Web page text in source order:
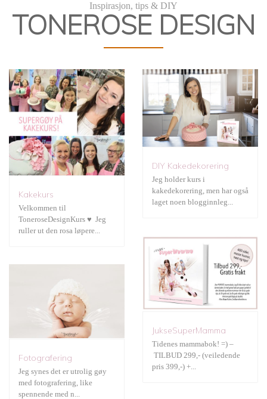
Inspirasjon, tips & DIY
TONEROSE DESIGN
Kakekurs
Velkommen til
ToneroseDesignKurs ♥ Jeg
ruller ut den rosa løpere...
DIY Kakedekorering
Jeg holder kurs i
kakedekorering, men har også
laget noen blogginnleg...
JukseSuperMamma
JukseSuperMamma
Tidenes mammabok! =) –
TILBUD 299,- (veiledende
pris 399,-) +...
Fotografering
Fotografering
Jeg synes det er utrolig gøy
med fotografering, like
spennende med n...
Gratis print